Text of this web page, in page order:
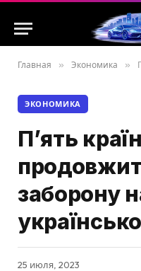
Главная » Экономика »
ЭКОНОМИКА
П’ять
заборону
25 июля, 2023